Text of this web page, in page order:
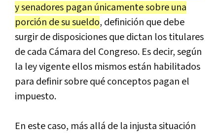
ysenadores pagan únicamentesobreuna
porción desusueldo, definición quedebe
surgirdedisposicionesquedictan lostitulares
decada Cámara del Congreso. Esdecir,según
la leyvigenteellos mismosestán habilitados
para definirsobrequéconceptos pagan el
impuesto.
En este caso, más allá de la injusta situación